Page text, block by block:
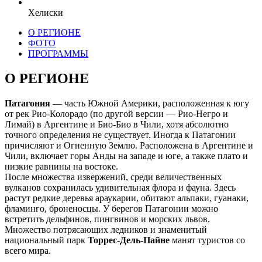
Хелиски
О РЕГИОНЕ
ФОТО
ПРОГРАММЫ
О РЕГИОНЕ
Патагония — часть Южной Америки, расположенная к югу
от рек Рио-Колорадо (по другой версии — Рио-Негро и
Лимай) в Аргентине и Био-Био в Чили, хотя абсолютно
точного определения не существует. Иногда к Патагонии
причисляют и Огненную Землю. Расположена в Аргентине и
Чили, включает горы Анды на западе и юге, а также плато и
низкие равнины на востоке.
После множества извержений, среди величественных
вулканов сохранилась удивительная флора и фауна. Здесь
растут редкие деревья араукарии, обитают альпаки, гуанаки,
фламинго, броненосцы. У берегов Патагонии можно
встретить дельфинов, пингвинов и морских львов.
Множество потрясающих ледников и знаменитый
национальный парк Торрес-Дель-Пайне манят туристов со
всего мира.